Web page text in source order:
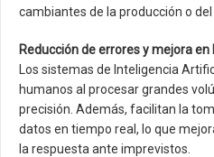
cambiantes de la producción o del
Reducción de errores y mejora
Los sistemas de Inteligencia
humanos al procesar grandes
precisión. Además, facilitan la
datos en tiempo real, lo que
la respuesta ante imprevistos.